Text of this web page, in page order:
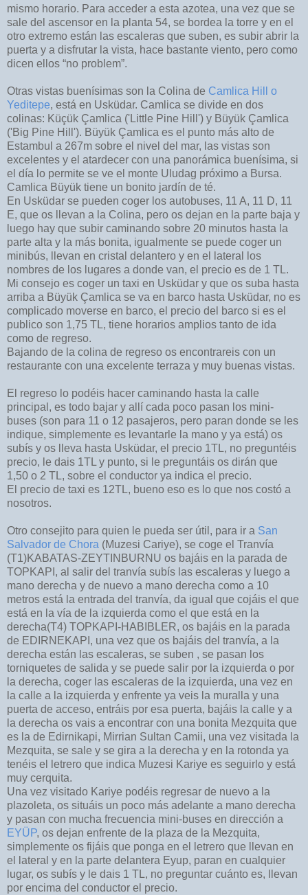
mismo horario. Para acceder a esta azotea, una vez que se
sale del ascensor en la planta 54, se bordea la torre y en el
otro extremo están las escaleras que suben, es subir abrir la
puerta y a disfrutar la vista, hace bastante viento, pero como
dicen ellos “no problem”.
Otras vistas buenísimas son la Colina de Camlica Hill o
Yeditepe, está en Usküdar. Camlica se divide en dos
colinas: Küçük Çamlica ('Little Pine Hill') y Büyük Çamlica
('Big Pine Hill'). Büyük Çamlica es el punto más alto de
Estambul a 267m sobre el nivel del mar, las vistas son
excelentes y el atardecer con una panorámica buenísima, si
el día lo permite se ve el monte Uludag próximo a Bursa.
Camlica Büyük tiene un bonito jardín de té.
En Usküdar se pueden coger los autobuses, 11 A, 11 D, 11
E, que os llevan a la Colina, pero os dejan en la parte baja y
luego hay que subir caminando sobre 20 minutos hasta la
parte alta y la más bonita, igualmente se puede coger un
minibús, llevan en cristal delantero y en el lateral los
nombres de los lugares a donde van, el precio es de 1 TL.
Mi consejo es coger un taxi en Usküdar y que os suba hasta
arriba a Büyük Çamlica se va en barco hasta Usküdar, no es
complicado moverse en barco, el precio del barco si es el
publico son 1,75 TL, tiene horarios amplios tanto de ida
como de regreso.
Bajando de la colina de regreso os encontrareis con un
restaurante con una excelente terraza y muy buenas vistas.
El regreso lo podéis hacer caminando hasta la calle
principal, es todo bajar y allí cada poco pasan los mini-
buses (son para 11 o 12 pasajeros, pero paran donde se les
indique, simplemente es levantarle la mano y ya está) os
subís y os lleva hasta Usküdar, el precio 1TL, no preguntéis
precio, le dais 1TL y punto, si le preguntáis os dirán que
1,50 o 2 TL, sobre el conductor ya indica el precio.
El precio de taxi es 12TL, bueno eso es lo que nos costó a
nosotros.
Otro consejito para quien le pueda ser útil, para ir a San
Salvador de Chora (Muzesi Cariye), se coge el Tranvía
(T1)KABATAS-ZEYTINBURNU os bajáis en la parada de
TOPKAPI, al salir del tranvía subís las escaleras y luego a
mano derecha y de nuevo a mano derecha como a 10
metros está la entrada del tranvía, da igual que cojáis el que
está en la vía de la izquierda como el que está en la
derecha(T4) TOPKAPI-HABIBLER, os bajáis en la parada
de EDIRNEKAPI, una vez que os bajáis del tranvía, a la
derecha están las escaleras, se suben , se pasan los
torniquetes de salida y se puede salir por la izquierda o por
la derecha, coger las escaleras de la izquierda, una vez en
la calle a la izquierda y enfrente ya veis la muralla y una
puerta de acceso, entráis por esa puerta, bajáis la calle y a
la derecha os vais a encontrar con una bonita Mezquita que
es la de Edirnikapi, Mirrian Sultan Camii, una vez visitada la
Mezquita, se sale y se gira a la derecha y en la rotonda ya
tenéis el letrero que indica Muzesi Kariye es seguirlo y está
muy cerquita.
Una vez visitado Kariye podéis regresar de nuevo a la
plazoleta, os situáis un poco más adelante a mano derecha
y pasan con mucha frecuencia mini-buses en dirección a
EYÜP, os dejan enfrente de la plaza de la Mezquita,
simplemente os fijáis que ponga en el letrero que llevan en
el lateral y en la parte delantera Eyup, paran en cualquier
lugar, os subís y le dais 1 TL, no preguntar cuánto es, llevan
por encima del conductor el precio.